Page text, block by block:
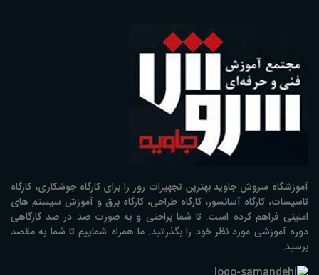
آموزشگاه سروش جاوید بهترین تجهیزات روز را برای کارگاه جوشکاری، کارگاه
تاسیسات، کارگاه آسانسور، کارگاه طراحی، کارگاه برق و آموزش سیستم های
امنیتی فراهم کرده است. تا شما براحتی و به صورت صد در صد کارگاهی
دوره آموزشی مورد نظر خود را بگذرانید. ما همراه شماییم تا شما به مقصد
برسید.